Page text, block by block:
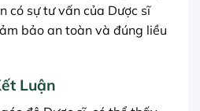
có sự tư vấn của Dược sĩ
bảo an toàn và đúng liều
Luận